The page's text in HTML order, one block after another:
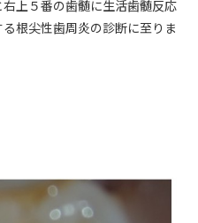
右上５番の歯髄に生活歯髄反応
根尖性歯周炎の診断に至りま